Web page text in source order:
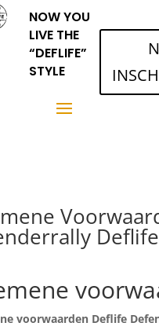
NOW YOU
LIVE THE
“DEFLIFE”
STYLE
voorwaarden Deflife